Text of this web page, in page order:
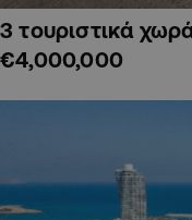
3 τουριστικά
€4,000,000